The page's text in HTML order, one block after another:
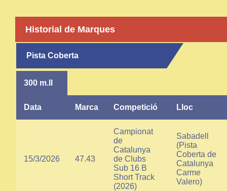
Historial de Marques
Pista Coberta
300 m.ll
Data Marca Competició Lloc
15/3/2026 47.43
Campionat
de
Catalunya
de Clubs
Sub 16 B
Short Track
(2026)
Sabadell
(Pista
Coberta de
Catalunya
Carme
Valero)